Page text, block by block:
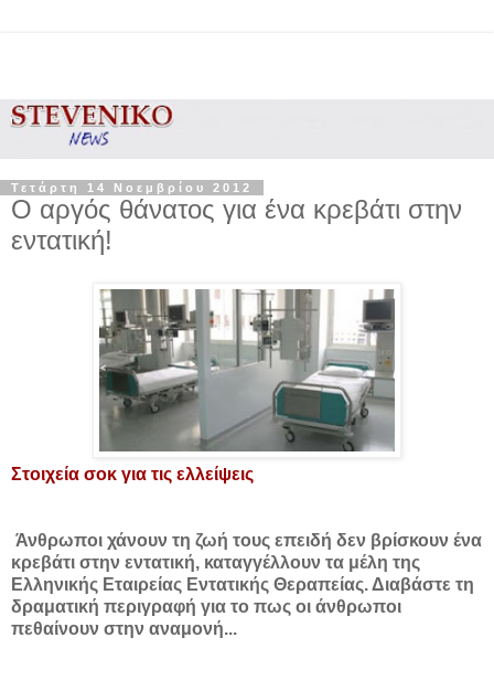
Τετάρτη 14 Νοεμβρίου 2012
Ο αργός θάνατος για ένα κρεβάτι στην
εντατική!
Στοιχεία σοκ για τις ελλείψεις
Άνθρωποι χάνουν τη ζωή τους επειδή δεν βρίσκουν ένα
κρεβάτι στην εντατική, καταγγέλλουν τα μέλη της
Ελληνικής Εταιρείας Εντατικής Θεραπείας. Διαβάστε τη
δραματική περιγραφή για το πως οι άνθρωποι
πεθαίνουν στην αναμονή...